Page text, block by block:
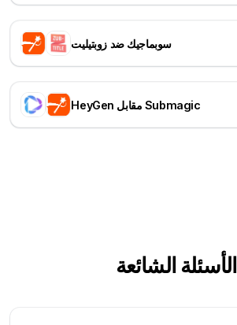
سوبماجيك ضد زوبتيليت
HeyGen مقابل Submagic
الأسئلة الشائعة